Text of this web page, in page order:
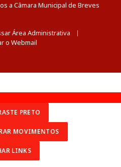
a Câmara Municipal de Breves
Área Administrativa
o Webmail
PRETO
MOVIMENTOS
LINKS